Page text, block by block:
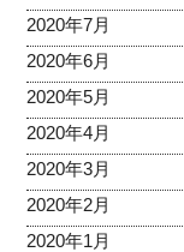
2020年7月
2020年6月
2020年5月
2020年4月
2020年3月
2020年2月
2020年1月